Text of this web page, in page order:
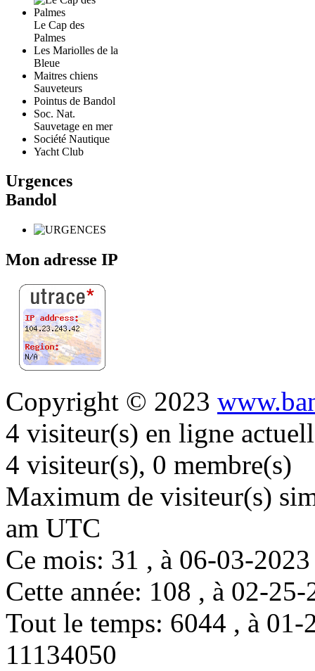
Le Cap des
Palmes
Les Mariolles de la
Bleue
Maitres chiens
Sauveteurs
Pointus de Bandol
Soc. Nat.
Sauvetage en mer
Société Nautique
Yacht Club
Urgences
Bandol
Mon adresse IP
Copyright © 2023
4 visiteur(s) en ligne
4 visiteur(s), 0 membre(s)
Maximum de visiteur(s)
am UTC
Ce mois: 31 , à 06-03-
Cette année: 108 , à 02-
Tout le temps: 6044 , à
11134050